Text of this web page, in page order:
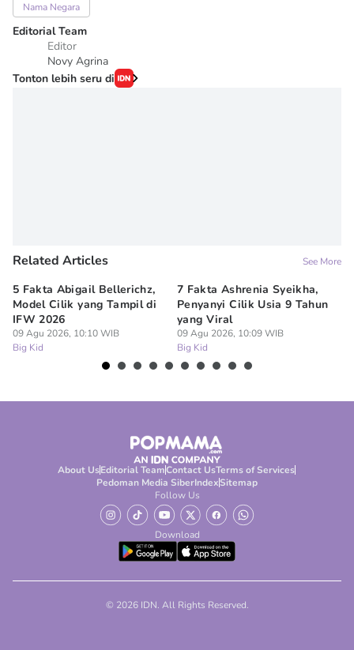
Nama Negara
Editorial Team
Editor
Novy Agrina
Tonton lebih seru di
Related Articles See More
5 Fakta Abigail Bellerichz,
Model Cilik yang Tampil di
IFW 2026
09 Agu 2026, 10:10 WIB
Big Kid
7 Fakta Ashrenia Syeikha,
Penyanyi Cilik Usia 9 Tahun
yang Viral
09 Agu 2026, 10:09 WIB
Big Kid
About UsEditorial TeamContact UsTerms of Services
Pedoman Media SiberIndexSitemap
Follow Us
Download
© 2026 IDN. All Rights Reserved.